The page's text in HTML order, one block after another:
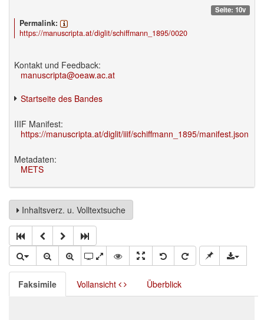
Seite: 10v
Permalink:
https://manuscripta.at/diglit/schiffmann_1895/0020
Kontakt und Feedback:
manuscripta@oeaw.ac.at
Startseite des Bandes
IIIF Manifest:
https://manuscripta.at/diglit/iiif/schiffmann_1895/manifest.json
Metadaten:
METS
Inhaltsverz. u. Volltextsuche
Faksimile Vollansicht Überblick